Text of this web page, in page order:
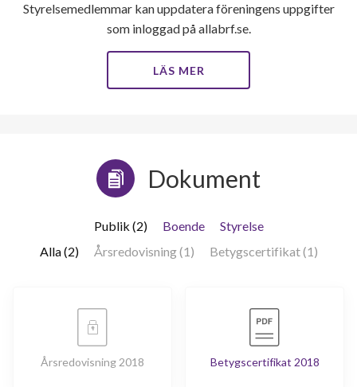
Styrelsemedlemmar kan uppdatera föreningens uppgifter
som inloggad på allabrf.se.
LÄS MER
Dokument
Publik (2) Boende
Styrelse
Alla (2)
Årsredovisning (1) Betygscertifikat (1)
Årsredovisning 2018 Betygscertifikat 2018